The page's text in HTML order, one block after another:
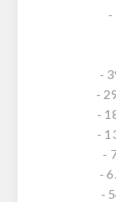
-
-
-
-
-
-
-
-